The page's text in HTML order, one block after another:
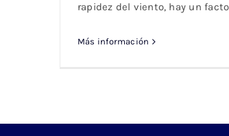
rapidez del viento, hay un
Más información